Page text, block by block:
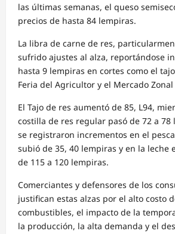
las últimas semanas, el queso
precios de hasta 84 lempiras.
La libra de carne de res,
sufrido ajustes al alza, reportándose
hasta 9 lempiras en cortes como el
Feria del Agricultor y el Mercado Zonal
El Tajo de res aumentó de 85, L94,
costilla de res regular pasó de 72 a
se registraron incrementos en el
subió de 35, 40 lempiras y en la leche
de 115 a 120 lempiras.
Comerciantes y defensores de los
justifican estas alzas por el alto costo
combustibles, el impacto de la
la producción, la alta demanda y el